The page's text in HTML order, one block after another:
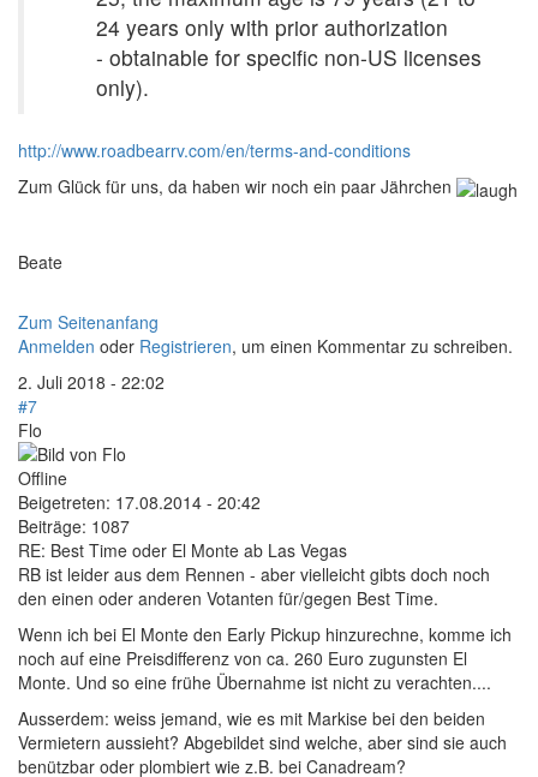
24 years only with prior authorization
- obtainable for specific non-US licenses
only).
http://www.roadbearrv.com/en/terms-and-conditions
Zum Glück für uns, da haben wir noch ein paar Jährchen
Beate
Zum Seitenanfang
Anmelden oder Registrieren, um einen Kommentar zu schreiben.
2. Juli 2018 - 22:02
#7
Flo
Offline
Beigetreten: 17.08.2014 - 20:42
Beiträge: 1087
RE: Best Time oder El Monte ab Las Vegas
RB ist leider aus dem Rennen - aber vielleicht gibts doch noch
den einen oder anderen Votanten für/gegen Best Time.
Wenn ich bei El Monte den Early Pickup hinzurechne, komme ich
noch auf eine Preisdifferenz von ca. 260 Euro zugunsten El
Monte. Und so eine frühe Übernahme ist nicht zu verachten....
Ausserdem: weiss jemand, wie es mit Markise bei den beiden
Vermietern aussieht? Abgebildet sind welche, aber sind sie auch
benützbar oder plombiert wie z.B. bei Canadream?